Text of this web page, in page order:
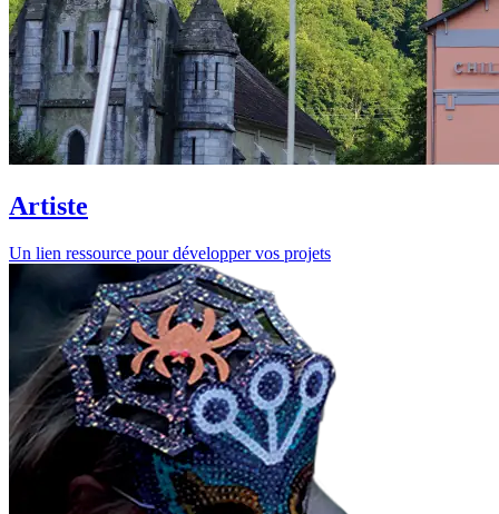
Artiste
Un lien ressource pour développer vos projets